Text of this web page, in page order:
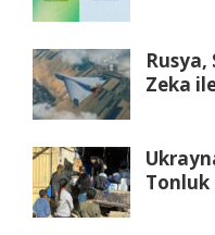
Rusya,
Zeka
Tonluk